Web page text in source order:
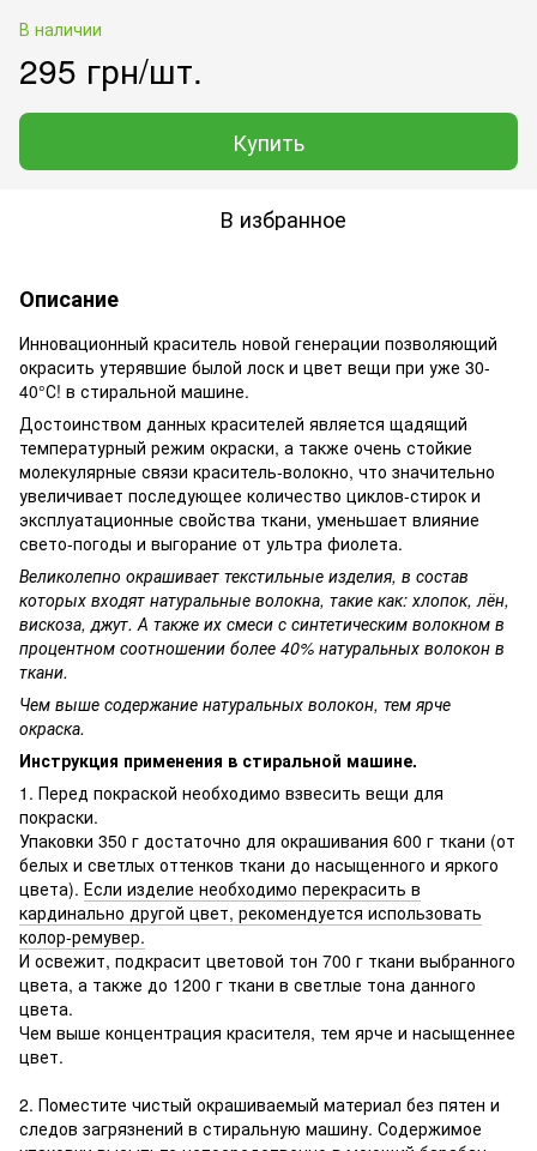
В наличии
295 грн/шт.
Купить
В избранное
Описание
Инновационный краситель новой генерации позволяющий
окрасить утерявшие былой лоск и цвет вещи при уже 30-
40°С! в стиральной машине.
Достоинством данных красителей является щадящий
температурный режим окраски, а также очень стойкие
молекулярные связи краситель-волокно, что значительно
увеличивает последующее количество циклов-стирок и
эксплуатационные свойства ткани, уменьшает влияние
свето-погоды и выгорание от ультра фиолета.
Великолепно окрашивает текстильные изделия, в состав
которых входят натуральные волокна, такие как: хлопок, лён,
вискоза, джут. А также их смеси с синтетическим волокном в
процентном соотношении более 40% натуральных волокон в
ткани.
Чем выше содержание натуральных волокон, тем ярче
окраска.
Инструкция применения в стиральной машине.
1. Перед покраской необходимо взвесить вещи для
покраски.
Упаковки 350 г достаточно для окрашивания 600 г ткани (от
белых и светлых оттенков ткани до насыщенного и яркого
цвета). Если изделие необходимо перекрасить в
кардинально другой цвет, рекомендуется использовать
колор-ремувер.
И освежит, подкрасит цветовой тон 700 г ткани выбранного
цвета, а также до 1200 г ткани в светлые тона данного
цвета.
Чем выше концентрация красителя, тем ярче и насыщеннее
цвет.
2. Поместите чистый окрашиваемый материал без пятен и
следов загрязнений в стиральную машину. Содержимое